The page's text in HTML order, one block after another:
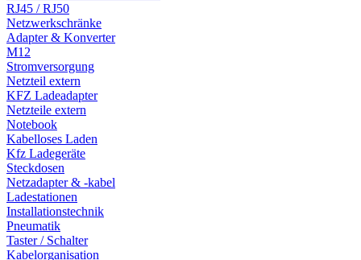
RJ45 / RJ50
Netzwerkschränke
Adapter & Konverter
M12
Stromversorgung
Netzteil extern
KFZ Ladeadapter
Netzteile extern
Notebook
Kabelloses Laden
Kfz Ladegeräte
Steckdosen
Netzadapter & -kabel
Ladestationen
Installationstechnik
Pneumatik
Taster / Schalter
Kabelorganisation